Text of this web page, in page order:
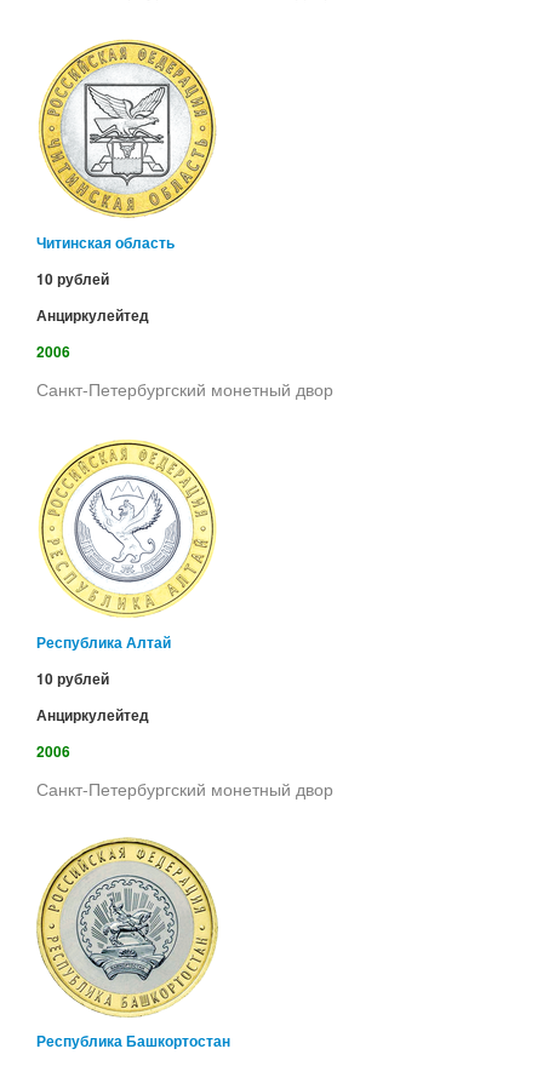
Читинская область
10 рублей
Анциркулейтед
2006
Санкт-Петербургский монетный двор
Республика Алтай
10 рублей
Анциркулейтед
2006
Санкт-Петербургский монетный двор
Республика Башкортостан